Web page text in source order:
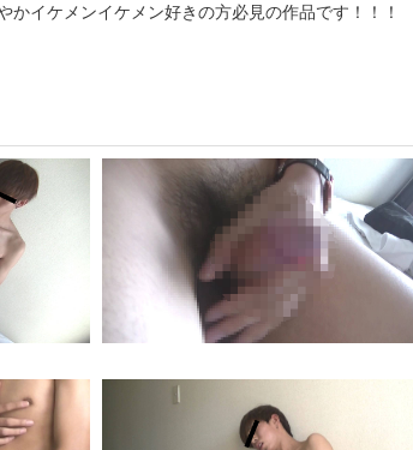
イケメンイケメン好きの方必見の作品です！！！